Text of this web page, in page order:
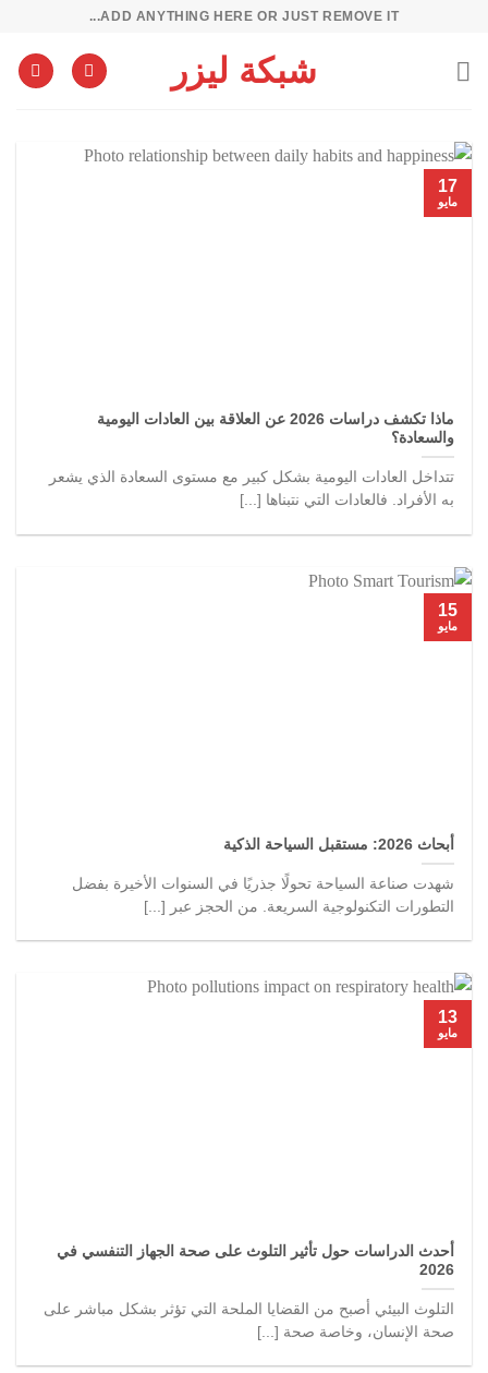
ADD ANYTHING HERE OR JUST REMOVE IT...
شبكة ليزر
ماذا تكشف دراسات 2026 عن العلاقة بين العادات اليومية
والسعادة؟
تتداخل العادات اليومية بشكل كبير مع مستوى السعادة الذي يشعر
به الأفراد. فالعادات التي نتبناها [...]
17
مايو
أبحاث 2026: مستقبل السياحة الذكية
شهدت صناعة السياحة تحولًا جذريًا في السنوات الأخيرة بفضل
التطورات التكنولوجية السريعة. من الحجز عبر [...]
15
مايو
أحدث الدراسات حول تأثير التلوث على صحة الجهاز التنفسي في
2026
التلوث البيئي أصبح من القضايا الملحة التي تؤثر بشكل مباشر على
صحة الإنسان، وخاصة صحة [...]
13
مايو